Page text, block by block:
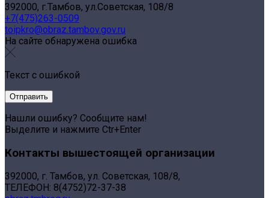
392000, г.Тамбов, ул.Советская, 108/8
+7(475)263-0509
toipkro@obraz.tambov.gov.ru
На сайте обнаружена ошибка
Текст с ошибкой
Нашли ошибку? Сообщите нам!
Выделите и нажмите Ctr+Enter
Контакты вышестоящей организации
392000, г. Тамбов, ул. Советская, 108/8,
ТЕЛЕФОН: 8(4752)72-37-38